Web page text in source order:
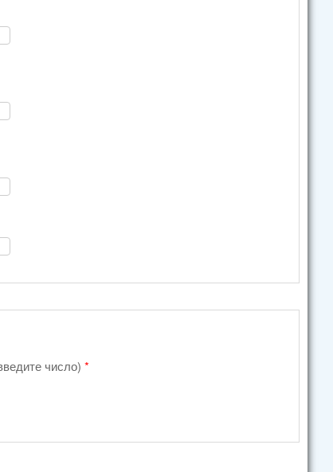
число)*